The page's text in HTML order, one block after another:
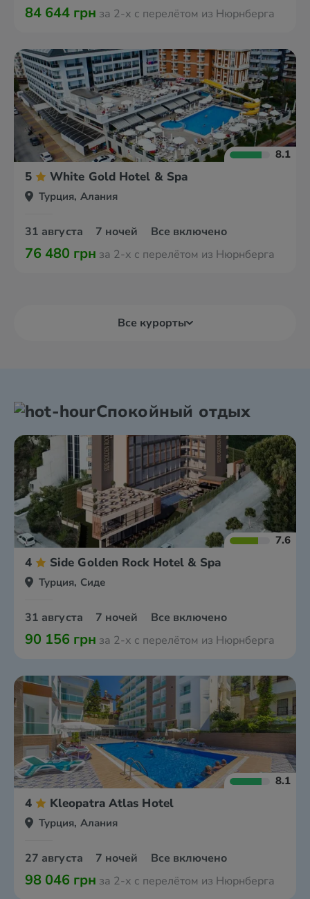
84 644 грн за 2-х с перелётом из Нюрнберга
8.1
5 White Gold Hotel & Spa
Турция, Алания
31 августа 7 ночей Все включено
76 480 грн за 2-х с перелётом из Нюрнберга
Все курорты
Спокойный отдых
7.6
4 Side Golden Rock Hotel & Spa
Турция, Сиде
31 августа 7 ночей Все включено
90 156 грн за 2-х с перелётом из Нюрнберга
8.1
4 Kleopatra Atlas Hotel
Турция, Алания
27 августа 7 ночей Все включено
98 046 грн за 2-х с перелётом из Нюрнберга